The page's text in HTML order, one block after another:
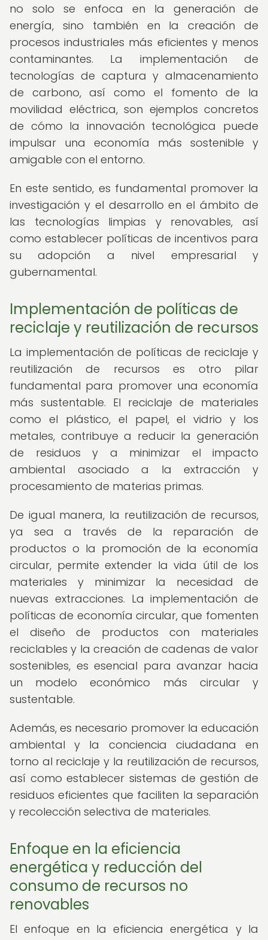
no solo se enfoca en la generación de
energía, sino también en la creación de
procesos industriales más eficientes y menos
contaminantes. La implementación de
tecnologías de captura y almacenamiento
de carbono, así como el fomento de la
movilidad eléctrica, son ejemplos concretos
de cómo la innovación tecnológica puede
impulsar una economía más sostenible y
amigable con el entorno.
En este sentido, es fundamental promover la
investigación y el desarrollo en el ámbito de
las tecnologías limpias y renovables, así
como establecer políticas de incentivos para
su adopción a nivel empresarial y
gubernamental.
Implementación de políticas de
reciclaje y reutilización de recursos
La implementación de políticas de reciclaje y
reutilización de recursos es otro pilar
fundamental para promover una economía
más sustentable. El reciclaje de materiales
como el plástico, el papel, el vidrio y los
metales, contribuye a reducir la generación
de residuos y a minimizar el impacto
ambiental asociado a la extracción y
procesamiento de materias primas.
De igual manera, la reutilización de recursos,
ya sea a través de la reparación de
productos o la promoción de la economía
circular, permite extender la vida útil de los
materiales y minimizar la necesidad de
nuevas extracciones. La implementación de
políticas de economía circular, que fomenten
el diseño de productos con materiales
reciclables y la creación de cadenas de valor
sostenibles, es esencial para avanzar hacia
un modelo económico más circular y
sustentable.
Además, es necesario promover la educación
ambiental y la conciencia ciudadana en
torno al reciclaje y la reutilización de recursos,
así como establecer sistemas de gestión de
residuos eficientes que faciliten la separación
y recolección selectiva de materiales.
Enfoque en la eficiencia
energética y reducción del
consumo de recursos no
renovables
El enfoque en la eficiencia energética y la